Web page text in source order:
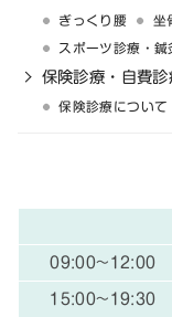
ぎっくり腰 坐
スポーツ診療・鍼
保険診療・自費診
保険診療について
09:00~12:00
15:00~19:30